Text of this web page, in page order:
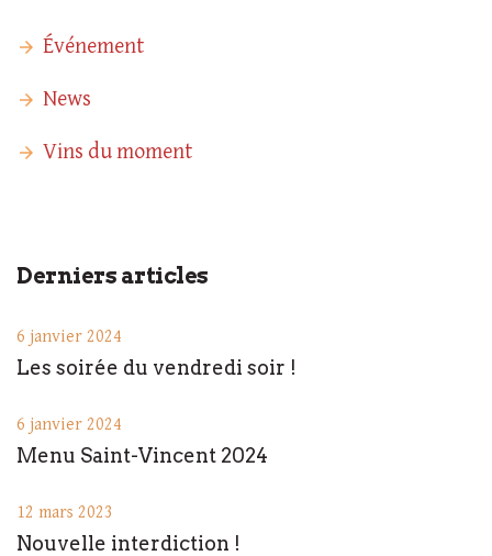
Événement
News
Vins du moment
Derniers articles
6 janvier 2024
Les soirée du vendredi soir !
6 janvier 2024
Menu Saint-Vincent 2024
12 mars 2023
Nouvelle interdiction !